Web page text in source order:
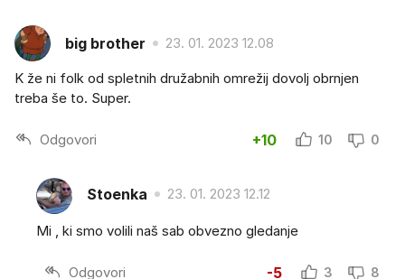
big brother 23. 01. 2023 12.08
K že ni folk od spletnih družabnih omrežij dovolj obrnjen
treba še to. Super.
Odgovori +10 10 0
Stoenka 23. 01. 2023 12.12
Mi , ki smo volili naš sab obvezno gledanje
Odgovori -5 3 8